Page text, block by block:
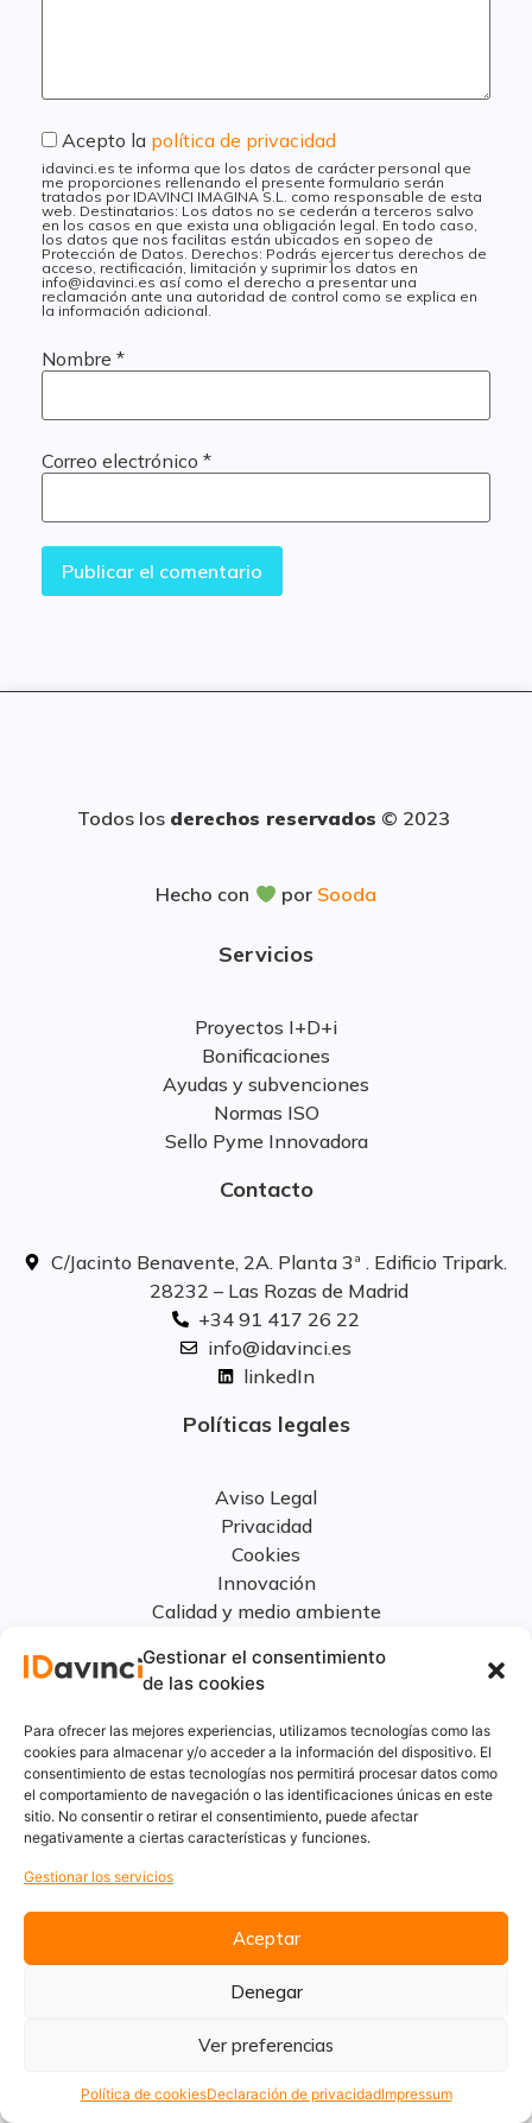
Gestionar el consentimiento
de las cookies
Para ofrecer las mejores experiencias, utilizamos tecnologías como las
cookies para almacenar y/o acceder a la información del dispositivo. El
consentimiento de estas tecnologías nos permitirá procesar datos como
el comportamiento de navegación o las identificaciones únicas en este
sitio. No consentir o retirar el consentimiento, puede afectar
negativamente a ciertas características y funciones.
Gestionar los servicios
Aceptar
Denegar
Ver preferencias
Política de cookiesDeclaración de privacidadImpressum
Acepto la política de privacidad
idavinci.es te informa que los datos de carácter personal que
me proporciones rellenando el presente formulario serán
tratados por IDAVINCI IMAGINA S.L. como responsable de esta
web. Destinatarios: Los datos no se cederán a terceros salvo
en los casos en que exista una obligación legal. En todo caso,
los datos que nos facilitas están ubicados en sopeo de
Protección de Datos. Derechos: Podrás ejercer tus derechos de
acceso, rectificación, limitación y suprimir los datos en
info@idavinci.es así como el derecho a presentar una
reclamación ante una autoridad de control como se explica en
la información adicional.
Nombre *
Correo electrónico *
Todos los derechos reservados © 2023
Hecho con por Sooda
Servicios
Proyectos I+D+i
Bonificaciones
Ayudas y subvenciones
Normas ISO
Sello Pyme Innovadora
Contacto
C/Jacinto Benavente, 2A. Planta 3ª . Edificio Tripark.
28232 – Las Rozas de Madrid
+34 91 417 26 22
info@idavinci.es
linkedIn
Políticas legales
Aviso Legal
Privacidad
Cookies
Innovación
Calidad y medio ambiente